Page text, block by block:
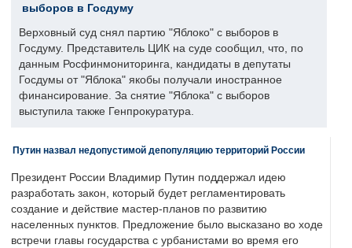
выборов в Госдуму
Верховный суд снял партию "Яблоко" с выборов в
Госдуму. Представитель ЦИК на суде сообщил, что, по
данным Росфинмониторинга, кандидаты в депутаты
Госдумы от "Яблока" якобы получали иностранное
финансирование. За снятие "Яблока" с выборов
выступила также Генпрокуратура.
Путин назвал недопустимой депопуляцию территорий России
Президент России Владимир Путин поддержал идею
разработать закон, который будет регламентировать
создание и действие мастер-планов по развитию
населенных пунктов. Предложение было высказано во ходе
встречи главы государства с урбанистами во время его